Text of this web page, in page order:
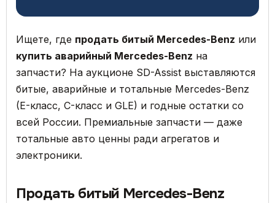
Ищете, где продать битый Mercedes-Benz или
купить аварийный Mercedes-Benz на
запчасти? На аукционе SD-Assist выставляются
битые, аварийные и тотальные Mercedes-Benz
(E-класс, C-класс и GLE) и годные остатки со
всей России. Премиальные запчасти — даже
тотальные авто ценны ради агрегатов и
электроники.
Продать битый Mercedes-Benz